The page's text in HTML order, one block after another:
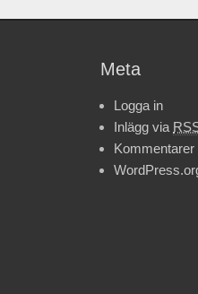
Meta
Logga in
Inlägg via
Kommentarer